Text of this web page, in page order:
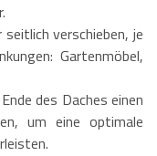
verschieben, je
Gartenmöbel,
des Daches einen
um eine optimale